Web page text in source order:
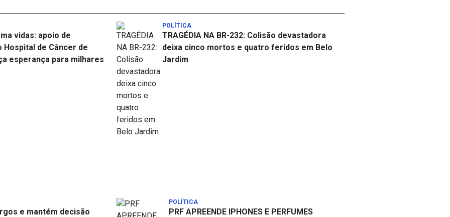
vidas: apoio de
Hospital de Câncer de
esperança para milhares
POLÍTICA
TRAGÉDIA NA BR-232: Colisão devastadora
deixa cinco mortos e quatro feridos em Belo
Jardim
e mantém decisão
POLÍTICA
PRF APREENDE IPHONES E PERFUMES